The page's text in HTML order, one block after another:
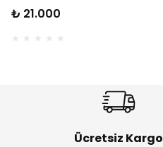
₺ 21.000
Ücretsiz Kargo